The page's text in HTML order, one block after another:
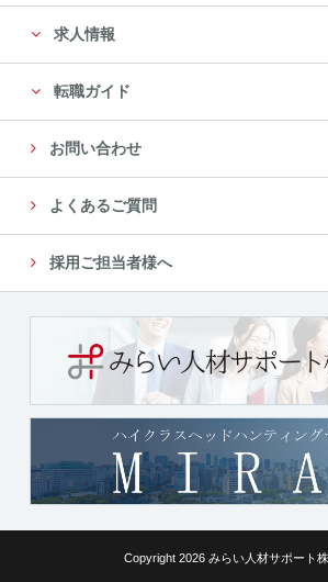
求人情報
転職ガイド
お問い合わせ
よくあるご質問
採用ご担当者様へ
Copyright 2026 みらい人材サポート株